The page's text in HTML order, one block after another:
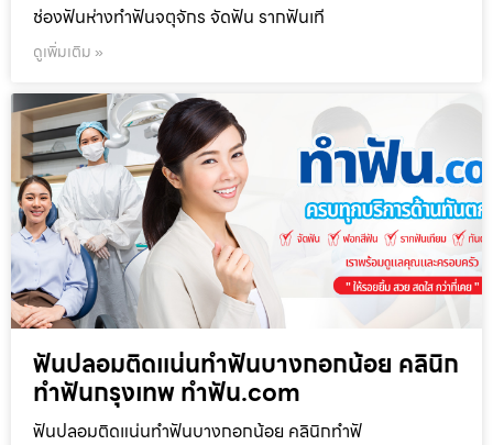
ช่องฟันห่างทำฟันจตุจักร จัดฟัน รากฟันเที
ดูเพิ่มเติม »
ฟันปลอมติดแน่นทำฟันบางกอกน้อย คลินิก
ทำฟันกรุงเทพ ทำฟัน.com
ฟันปลอมติดแน่นทำฟันบางกอกน้อย คลินิกทำฟั